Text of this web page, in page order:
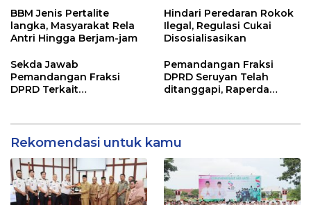
BBM Jenis Pertalite
langka, Masyarakat Rela
Antri Hingga Berjam-jam
Hindari Peredaran Rokok
Ilegal, Regulasi Cukai
Disosialisasikan
Sekda Jawab
Pemandangan Fraksi
DPRD Terkait
2024
Pemandangan Fraksi
DPRD Seruyan Telah
ditanggapi, Raperda
Rekomendasi untuk kamu